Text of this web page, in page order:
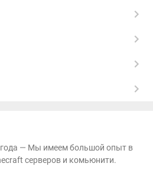
года — Мы имеем большой опыт в
серверов и комьюнити.